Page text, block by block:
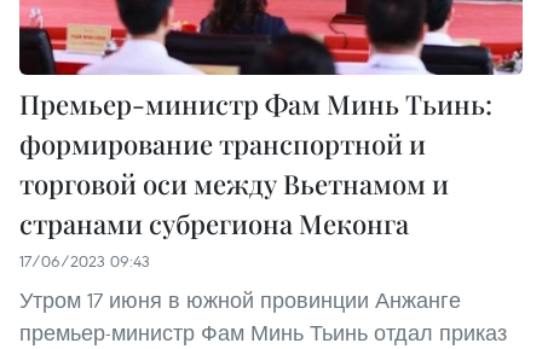
Премьер-министр Фам Минь Тьинь:
формирование транспортной и
торговой оси между Вьетнамом и
странами субрегиона Меконга
17/06/2023 09:43
Утром 17 июня в южной провинции Анжанге
премьер-министр Фам Минь Тьинь отдал приказ